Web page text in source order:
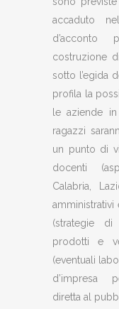
accaduto
costruzione
sotto l’egida
profila la
le aziende
ragazzi
un punto di
docenti
Calabria,
(strategie
prodotti e
(eventuali
d’impresa
diretta al